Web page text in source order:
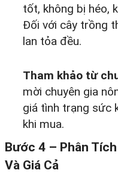
tốt, không bị héo,
Đối với cây trồng
lan tỏa đều.
Tham khảo từ
mời chuyên gia
giá tình trạng sức
khi mua.
Bước 4 – Phân
Và Giá Cả